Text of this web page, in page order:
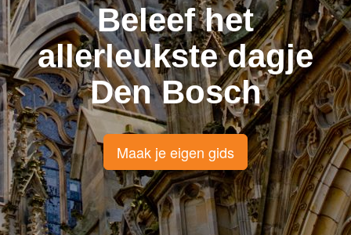
Beleef het
allerleukste dagje
Den Bosch
Maak je eigen gids